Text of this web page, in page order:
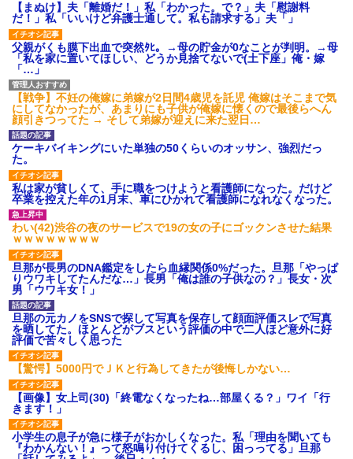
【まぬけ】夫「離婚だ！」私「わかった。で？」夫「慰謝料
だ！」私「いいけど弁護士通して。私も請求する」夫「」
父親がくも膜下出血で突然ﾀﾋ。→母の貯金が0なことが判明。→母
「私を家に置いてほしい、どうか見捨てないで(土下座」俺・嫁
「…」
【戦争】不妊の俺嫁に弟嫁が2日間4歳児を託児 俺嫁はそこまで気
にしてなかったが、あまりにも子供が俺嫁に懐くので最後らへん
顔引きつってた → そして弟嫁が迎えに来た翌日…
ケーキバイキングにいた単独の50くらいのオッサン、強烈だっ
た。
私は家が貧しくて、手に職をつけようと看護師になった。だけど
卒業を控えた年の1月末、車にひかれて看護師になれなくなった。
わい(42)渋谷の夜のサービスで19の女の子にゴックンさせた結果
ｗｗｗｗｗｗｗｗ
旦那が長男のDNA鑑定をしたら血縁関係0%だった。旦那「やっぱ
りウワキしてたんだな…」長男「俺は誰の子供なの？」長女・次
男「ウワキ女！」
旦那の元カノをSNSで探して写真を保存して顔面評価スレで写真
を晒してた。ほとんどがブスという評価の中で二人ほど意外に好
評価で苦々しく思った
【驚愕】5000円でＪＫと行為してきたが後悔しかない…
【画像】女上司(30)「終電なくなったね…部屋くる？」ワイ「行
きます！」
小学生の息子が急に様子がおかしくなった。私「理由を聞いても
『わかんない！』って怒鳴り付けてくるし、困っってる」旦那